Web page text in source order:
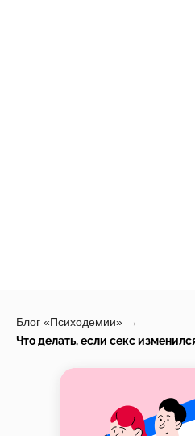
Блог «Психодемии» →
Что делать, если секс